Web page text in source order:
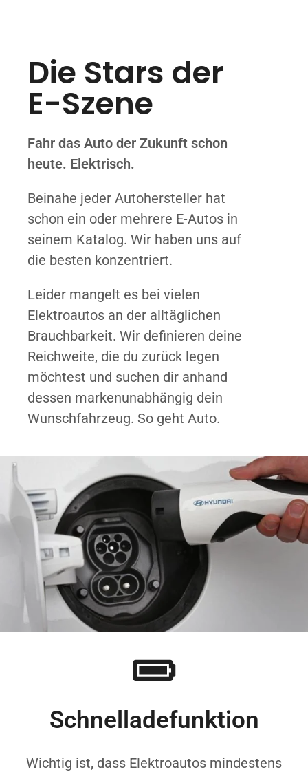
Die Stars der
E-Szene
Fahr das Auto der Zukunft schon
heute. Elektrisch.
Beinahe jeder Autohersteller hat
schon ein oder mehrere E-Autos in
seinem Katalog. Wir haben uns auf
die besten konzentriert.
Leider mangelt es bei vielen
Elektroautos an der alltäglichen
Brauchbarkeit. Wir definieren deine
Reichweite, die du zurück legen
möchtest und suchen dir anhand
dessen markenunabhängig dein
Wunschfahrzeug. So geht Auto.
Schnelladefunktion
Wichtig ist, dass Elektroautos mindestens